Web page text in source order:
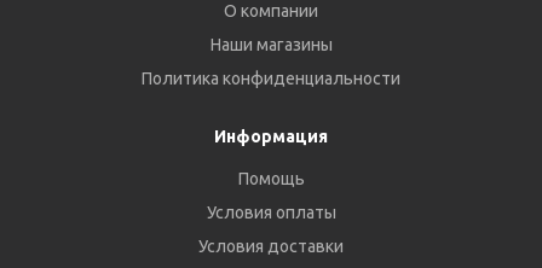
О компании
Наши магазины
Политика конфиденциальности
Информация
Помощь
Условия оплаты
Условия доставки